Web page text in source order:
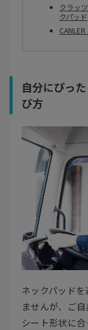
クラッ
クパッド
自分にぴっ
び方
ネックパッド
ませんが、ご
シート形状に合